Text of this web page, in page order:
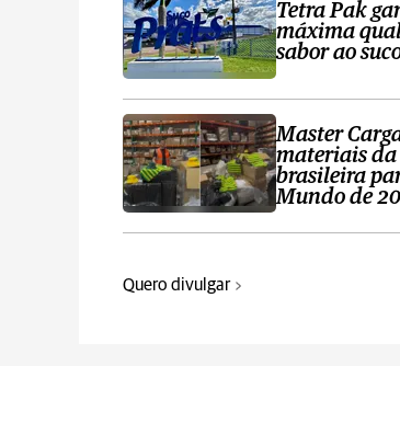
Tetra Pak
máxima
sabor ao
Master
materiais
brasileira
Mundo de
Quero divulgar